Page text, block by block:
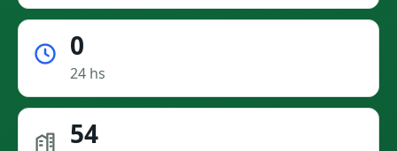
0
24 hs
54